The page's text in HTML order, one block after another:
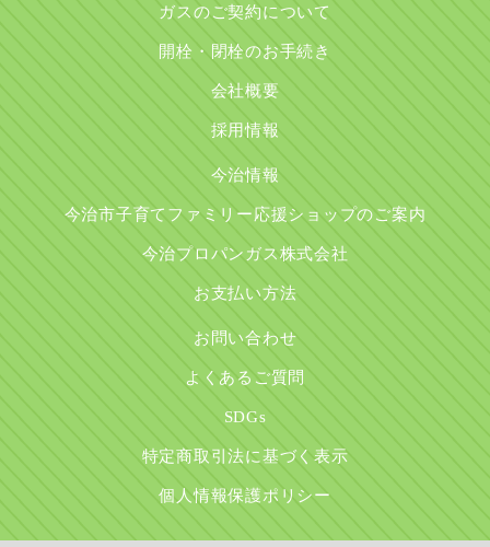
ガスのご契約について
開栓・閉栓のお手続き
会社概要
採用情報
今治情報
今治市子育てファミリー応援ショップのご案内
今治プロパンガス株式会社
お支払い方法
お問い合わせ
よくあるご質問
SDGs
特定商取引法に基づく表示
個人情報保護ポリシー